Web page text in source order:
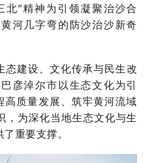
北”精神为引领凝聚治沙合
河几字弯的防沙治沙新奇
态建设、文化传承与民生改
彦淖尔市以生态文化为引
高质量发展、筑牢黄河流域
，为深化当地生态文化与生
重要支撑。